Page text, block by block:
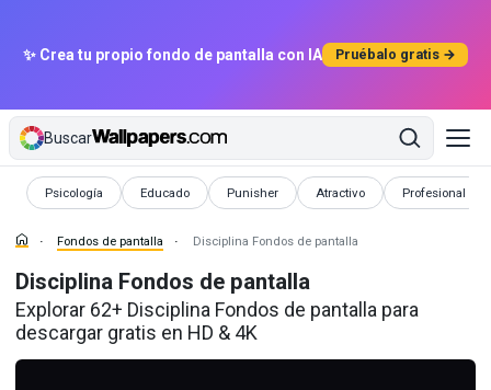
✨ Crea tu propio fondo de pantalla con IA Pruébalo gratis →
Buscar
Psicología
Fondos de pantallaEducado
Fondos de pantallaPunisher
Fondos de pantallaAtractivo
Fondos de pantallaProfesional
Fondos de
Fondos de pantalla Disciplina Fondos de pantalla
Disciplina Fondos de pantalla
Explorar 62+ Disciplina Fondos de pantalla para
descargar gratis en HD & 4K